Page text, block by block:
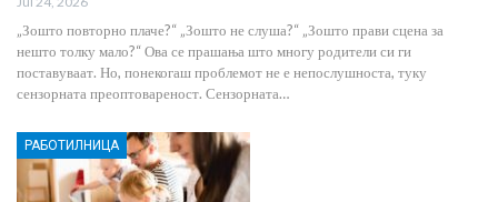
„Зошто повторно плаче?“ „Зошто не слуша?“ „Зошто прави сцена за
нешто толку мало?“ Ова се прашања што многу родители си ги
поставуваат. Но, понекогаш проблемот не е непослушноста, туку
сензорната преоптовареност. Сензорната…
РАБОТИЛНИЦА